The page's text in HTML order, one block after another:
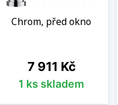
Chrom, před okno
Cena
7 911 Kč
1 ks skladem